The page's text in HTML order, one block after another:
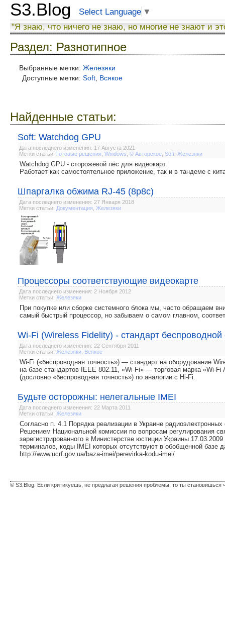
S3.Blog Select Language ▼
"Я знаю, что ничего не знаю, но многие не знают и
Раздел: Разнотипное
Выбранные метки: Железяки
Доступные метки: Soft Всякое
Найденные статьи:
Soft: Watchdog GPU
Дата последнего изменения: 17 Августа 2021
Метки статьи: Готовые решения Windows © Авторское Soft Железяки
Watchdog GPU - сторожевой пёс для видеокарт.
Работает как самостоятельное приложение, так и в тандеме с
Шпаргалка обжима RJ-45 (8p8c)
Дата последнего изменения: 27 Января 2018
Метки статьи: Документация Железяки
Процессоры соответствующие видеокарте
Дата последнего изменения: 2 Ноября 2012
Метки статьи: Железяки
При покупке или сборке системного блока мы, часто обращаем
самый быстрый процессор, но забываем о самом главном,
Wi-Fi (Wireless Fidelity) - стандарт беспроводной
Дата последнего изменения: 22 Сентября 2011
Метки статьи: Железяки Всякое
Wi-Fi («беспроводная точность») — стандарт на оборудование
на базе стандартов IEEE 802.11, «Wi-Fi» — торговая марка «Wi-
(дословно «беспроводная точность») по аналогии с Hi-Fi.
Будьте осторожны: нелегальные IMEI
Дата последнего изменения: 22 Марта 2011
Метки статьи: Железяки
Согласно п. 4.1 Порядка реализации в Украине
Решением Национальной комиссии по вопросам регулирования
зарегистрированного в Министерстве юстиции Украины
терминалов, коды ІМЕІ которых отсутствуют в обобщенной базе
http://www.ucrf.gov.ua/baza-imei/perevirka-kodu-imei/
© S3.Blog: Если критикуешь, не предлагая решения проблемы, то ты становишься